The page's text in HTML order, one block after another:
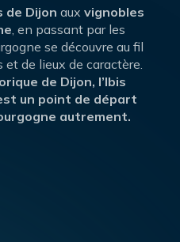
de Dijon aux vignobles
, en passant par les
se découvre au fil
de lieux de caractère.
de Dijon, l’Ibis
un point de départ
autrement.